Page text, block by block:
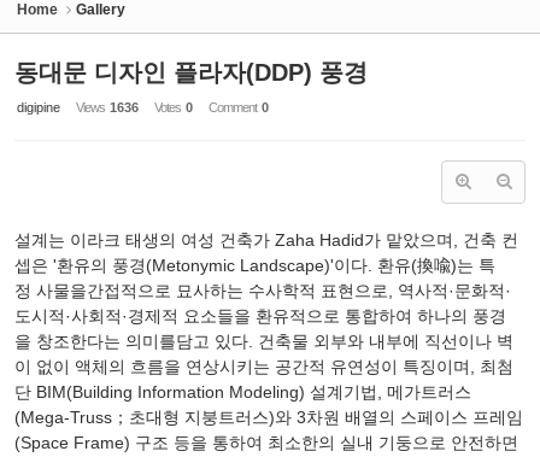
Home Gallery
동대문 디자인 플라자(DDP) 풍경
digipine Views 1636 Votes 0 Comment 0
설계는 이라크 태생의 여성 건축가 Zaha Hadid가 맡았으며 건축 컨
셉은 '환유의 풍경(Metonymic Landscape)'이다 환유(換喩)는 특
정 사물을간접적으로 묘사하는 수사학적 표현으로 역사적·문화적·
도시적·사회적·경제적 요소들을 환유적으로 통합하여 하나의 풍경
을 창조한다는 의미를담고 있다 건축물 외부와 내부에 직선이나 벽
이 없이 액체의 흐름을 연상시키는 공간적 유연성이 특징이며
최첨
단 BIM(Building Information Modeling) 설계기법
메가트러스
(Mega-Truss ；초대형 지붕트러스)와 3차원 배열의 스페이스 프레임
(Space Frame) 구조 등을 통하여 최소한의 실내 기둥으로 안전하면